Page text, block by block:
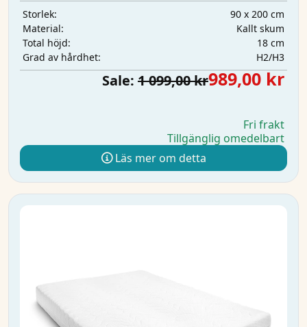
Storlek:
90 x 200 cm
Material:
Kallt skum
Total höjd:
18 cm
Grad av hårdhet:
H2/H3
Sale: 1 099,00 kr989,00 kr
Fri frakt
Tillgänglig omedelbart
Läs mer om detta